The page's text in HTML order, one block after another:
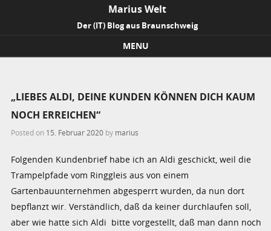
Marius Welt
Der (IT) Blog aus Braunschweig
MENU
„LIEBES ALDI, DEINE KUNDEN KÖNNEN DICH KAUM
NOCH ERREICHEN“
Posted on 15. Februar 2020 by marius
Folgenden Kundenbrief habe ich an Aldi geschickt, weil die
Trampelpfade vom Ringgleis aus von einem
Gartenbauunternehmen abgesperrt wurden, da nun dort
bepflanzt wir. Verständlich, daß da keiner durchlaufen soll,
aber wie hatte sich Aldi bitte vorgestellt, daß man dann noch